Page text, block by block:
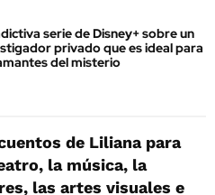
serie de Disney+ sobre un
privado que es ideal para
del misterio
de Liliana para
la música, la
las artes visuales e